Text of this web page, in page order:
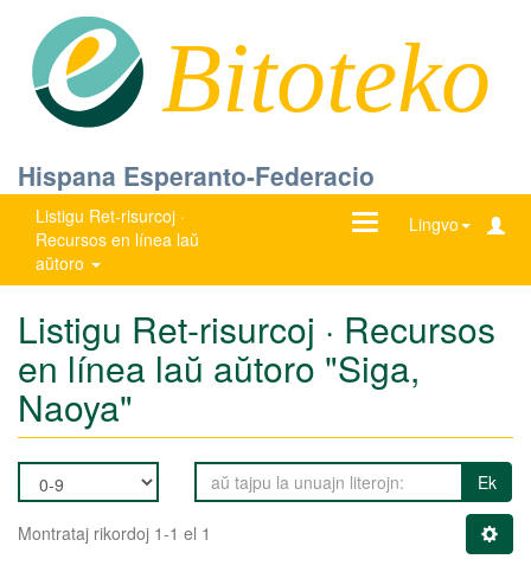
Bitoteko
Hispana Esperanto-Federacio
Listigu Ret-risurcoj ·
Recursos en línea laŭ
aŭtoro
Lingvo
Ŝanĝu
Listigu Ret-risurcoj · Recursos
en línea laŭ aŭtoro "Siga,
Naoya"
Ek
Montrataj rikordoj 1-1 el 1